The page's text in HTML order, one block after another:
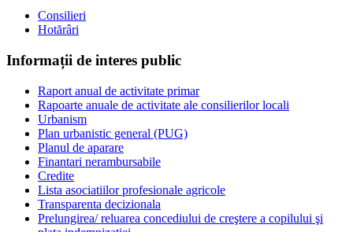
Consilieri
Hotărâri
Informații de interes public
Raport anual de activitate primar
Rapoarte anuale de activitate ale consilierilor locali
Urbanism
Plan urbanistic general (PUG)
Planul de aparare
Finantari nerambursabile
Credite
Lista asociatiilor profesionale agricole
Transparenta decizionala
Prelungirea/ reluarea concediului de creştere a copilului şi